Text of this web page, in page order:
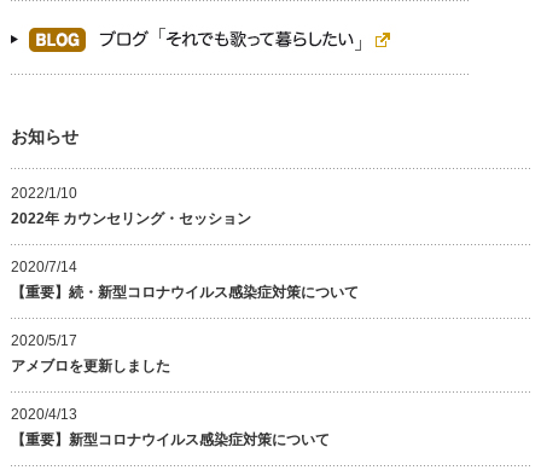
お知らせ
2022/1/10
2022年 カウンセリング・セッション
2020/7/14
【重要】続・新型コロナウイルス感染症対策について
2020/5/17
アメブロを更新しました
2020/4/13
【重要】新型コロナウイルス感染症対策について